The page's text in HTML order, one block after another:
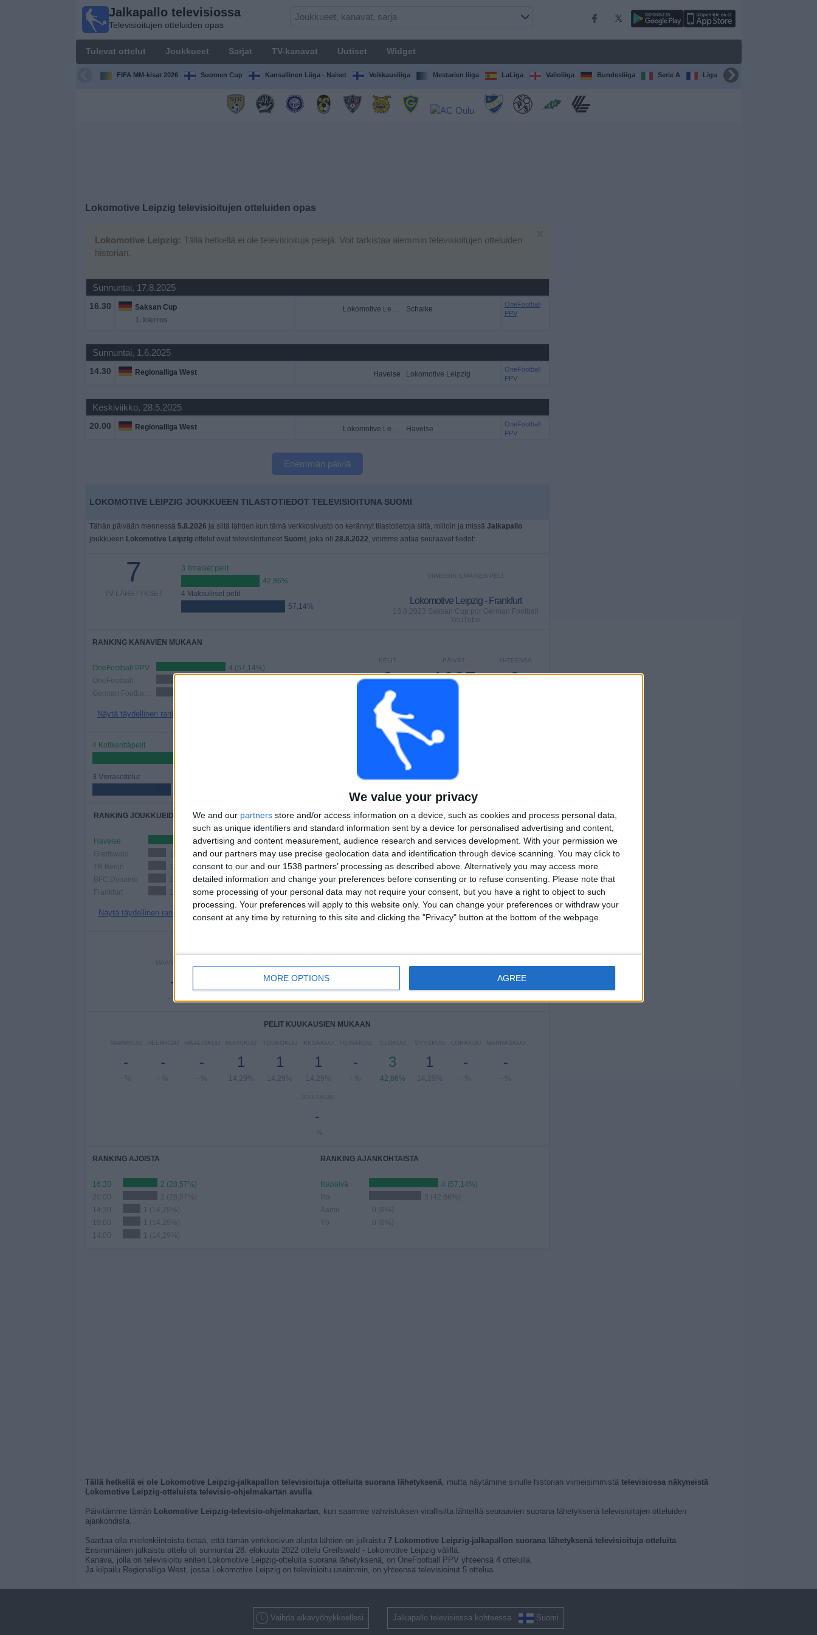
We value your privacy
We and our partners store and/or access information on a device, such as cookies and process personal data,
such as unique identifiers and standard information sent by a device for personalised advertising and content,
advertising and content measurement, audience research and services development. With your permission we
and our partners may use precise geolocation data and identification through device scanning. You may click to
consent to our and our 1538 partners’ processing as described above. Alternatively you may access more
detailed information and change your preferences before consenting or to refuse consenting.
Please note that
some processing of your personal data may not require your consent, but you have a right to object to such
processing. Your preferences will apply to this website only. You can change your preferences or withdraw your
consent at any time by returning to this site and clicking the "Privacy" button at the bottom of the webpage.
MORE OPTIONS AGREE
Jalkapallo televisiossa
Televisioitujen otteluiden opas
Tulevat ottelut Joukkueet Sarjat TV-kanavat Uutiset Widget
FIFA MM-kisat 2026 Suomen Cup Kansallinen Liiga - Naiset Veikkausliiga Mestarien liiga LaLiga Valioliiga Bundesliiga Serie A Ligue 1
Lokomotive Leipzig televisioitujen otteluiden opas
Lokomotive Leipzig: Tällä hetkellä ei ole televisioituja pelejä. Voit tarkistaa aiemmin televisioitujen otteluiden
historian.
Sunnuntai, 17.8.2025
16.30
Saksan Cup
1. kierros
Lokomotive Leipzig Schalke
OneFootball
PPV
Sunnuntai, 1.6.2025
14.30 Regionalliga West Havelse Lokomotive Leipzig
OneFootball
PPV
Keskiviikko, 28.5.2025
20.00 Regionalliga West Lokomotive Leipzig Havelse
OneFootball
PPV
Enemmän päiviä
LOKOMOTIVE LEIPZIG JOUKKUEEN TILASTOTIEDOT TELEVISIOITUNA SUOMI
Tähän päivään mennessä 5.8.2026 ja siitä lähtien kun tämä verkkosivusto on kerännyt tilastotietoja siitä, milloin ja missä Jalkapallo
joukkueen Lokomotive Leipzigottelut ovat televisioituneet Suomi, joka oli 28.8.2022, voimme antaa seuraavat tiedot:
7
TV-LÄHETYKSET
3 Ilmaiset pelit
42,86%
4 Maksulliset pelit
57,14%
VIIMEISIN ILMAINEN PELI
Lokomotive Leipzig - Frankfurt
13.8.2023 Saksan Cup por German Football
YouTube
RANKING KANAVIEN MUKAAN
OneFootball PPV
4 (57,14%)
OneFootball
Näytä täydellinen ranking
YHTEENSÄ
3
PÄIVÄT
1087
PELIT
3
PERÄKKÄISET
MAKSUPELIT
4 Kotikenttäpelit
3 Vierasottelut
2
YHTEENSÄ
2
RANKING JOUKKUEIDEN MUKAAN
Havelse
2 (28,57%)
Greifswald
1 (14,29%)
TB Berlin
1 (14,29%)
BFC Dynamo
1 (14,29%)
Frankfurt
1 (14,29%)
Näytä täydellinen ranking
RANKING KILPAILUJEN MUKAAN
Regionalliga West
5 (71,43%)
Saksan Cup
2 (28,57%)
Näytä täydellinen ranking
MAANANTAI
-
- %
1 -
PELIT KUUKAUSIEN MUKAAN
TAMMIKUU
-
- %
HELMIKUU
-
- %
MAALISKUU
-
- %
HUHTIKUU
1
14,29%
TOUKOKUU
1
14,29%
KESÄKUU
1
14,29%
HEINÄKUU
-
- %
ELOKUU
3
42,86%
SYYSKUU
1
14,29%
LOKAKUU
-
- %
MARRASKUU
-
- %
JOULUKUU
-
- %
RANKING AJOISTA
16:30
2 (28,57%)
20:00
2 (28,57%)
14:30
1 (14,29%)
19:00
1 (14,29%)
1 (14,29%)
RANKING AJANKOHTAISTA
Iltapäivä
4 (57,14%)
Ilta
3 (42,86%)
Aamu
0 (0%)
Yö
0 (0%)
Tällä hetkellä ei ole Lokomotive Leipzig-jalkapallon televisioituja otteluita suorana lähetyksenä, mutta näytämme sinulle historian viimeisimmistä televisiossa näkyneistä
Lokomotive Leipzig-otteluista televisio-ohjelmakartan avulla.
Päivitämme tämän Lokomotive Leipzig-televisio-ohjelmakartan, kun saamme vahvistuksen virallisilta lähteiltä seuraavien suorana lähetyksenä televisioitujen otteluiden
ajankohdista.
Saattaa olla mielenkiintoista tietää, että tämän verkkosivun alusta lähtien on julkaistu 7 Lokomotive Leipzig-jalkapallon suorana lähetyksenä televisioituja otteluita.
Ensimmäinen julkaistu ottelu oli sunnuntai 28. elokuuta 2022 ottelu Greifswald - Lokomotive Leipzig välillä.
Kanava, jolla on televisioitu eniten Lokomotive Leipzig-otteluita suorana lähetyksenä, on OneFootball PPV yhteensä 4 ottelulla.
Ja kilpailu Regionalliga West, jossa Lokomotive Leipzig on televisioitu useimmin, on yhteensä televisioinut 5 ottelua.
Vaihda aikavyöhykkeellesi Jalkapallo televisiossa kohteessa Suomi
Jalkapallo
televisiossa
Televisioitujen
otteluiden opas